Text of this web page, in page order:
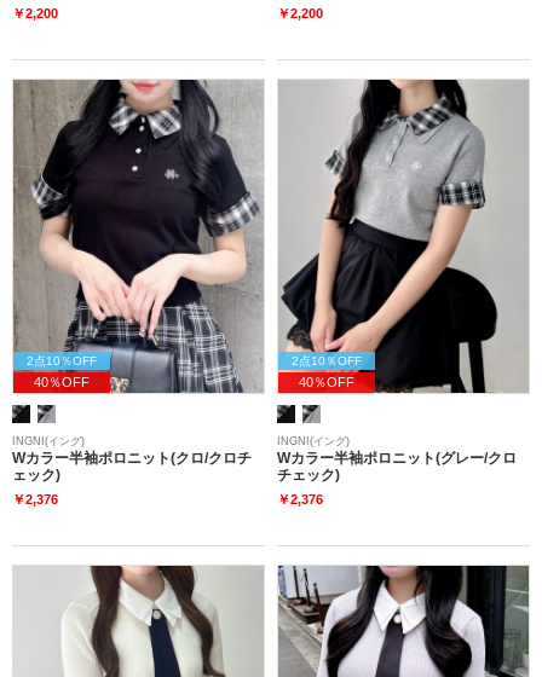
￥2,200 ￥2,200
2点10％OFF
40％OFF
INGNI(イング)
Wカラー半袖ポロニット(クロ/クロチ
ェック)
￥2,376
2点10％OFF
40％OFF
INGNI(イング)
Wカラー半袖ポロニット(グレー/クロ
チェック)
￥2,376